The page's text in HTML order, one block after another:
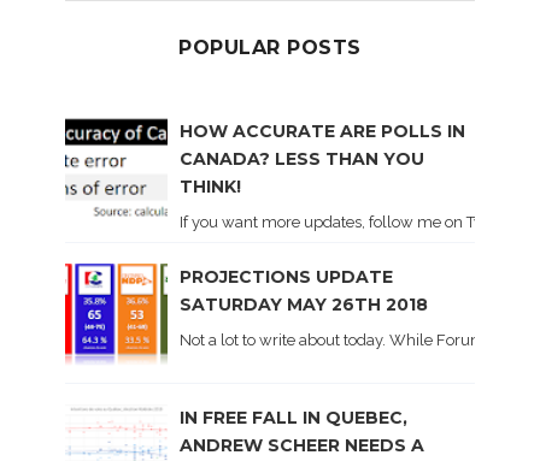
POPULAR POSTS
HOW ACCURATE ARE POLLS IN
CANADA? LESS THAN YOU
THINK!
If you want more updates, follow me on Twitter .
PROJECTIONS UPDATE
SATURDAY MAY 26TH 2018
Not a lot to write about today. While Forum did
IN FREE FALL IN QUEBEC,
ANDREW SCHEER NEEDS A